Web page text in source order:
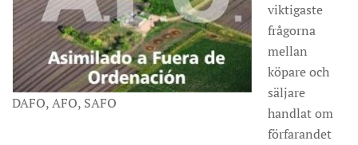
DAFO, AFO, SAFO
viktigaste
frågorna
mellan
köpare och
säljare
handlat om
förfarandet